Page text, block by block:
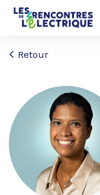
Retour